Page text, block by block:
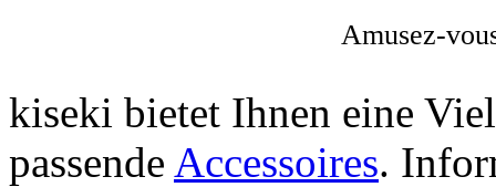
Amusez-
kiseki bietet Ihnen eine
passende Accessoires.